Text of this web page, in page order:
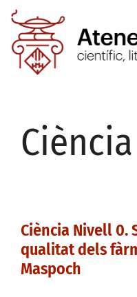
Ciència Nivell 0.
qualitat dels
Maspoch